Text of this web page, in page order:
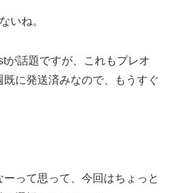
いね。
が話題ですが、これもプレオ
に発送済みなので、もうすぐ
って思って、今回はちょっと